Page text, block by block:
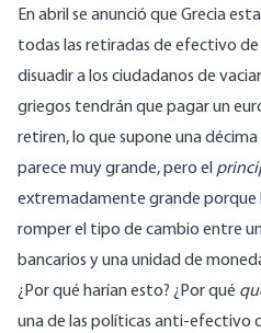
En abril se anunció que Grecia
todas las retiradas de efectivo de
disuadir a los ciudadanos de
griegos tendrán que pagar un
retiren, lo que supone una
parece muy grande, pero el
extremadamente grande porque
romper el tipo de cambio entre
bancarios y una unidad de
¿Por qué harían esto? ¿Por qué
una de las políticas anti-efectivo